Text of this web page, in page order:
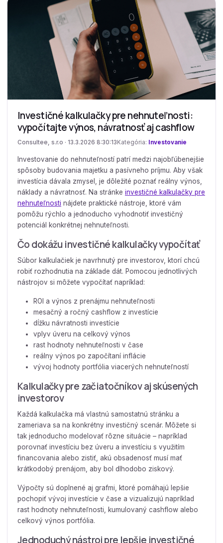
Investičné kalkulačky pre nehnuteľnosti:
vypočítajte výnos, návratnosť aj cashflow
Consultee, s.r.o · 13.3.2026 8:30:13 Kategória: Investovanie
Investovanie do nehnuteľností patrí medzi najobľúbenejšie
spôsoby budovania majetku a pasívneho príjmu. Aby však
investícia dávala zmysel, je dôležité poznať reálny výnos,
náklady a návratnosť. Na stránke investičné kalkulačky pre
nehnuteľnosti nájdete praktické nástroje, ktoré vám
pomôžu rýchlo a jednoducho vyhodnotiť investičný
potenciál konkrétnej nehnuteľnosti.
Čo dokážu investičné kalkulačky vypočítať
Súbor kalkulačiek je navrhnutý pre investorov, ktorí chcú
robiť rozhodnutia na základe dát. Pomocou jednotlivých
nástrojov si môžete vypočítať napríklad:
ROI a výnos z prenájmu nehnuteľnosti
mesačný a ročný cashflow z investície
dĺžku návratnosti investície
vplyv úveru na celkový výnos
rast hodnoty nehnuteľnosti v čase
reálny výnos po započítaní inflácie
vývoj hodnoty portfólia viacerých nehnuteľností
Kalkulačky pre začiatočníkov aj skúsených
investorov
Každá kalkulačka má vlastnú samostatnú stránku a
zameriava sa na konkrétny investičný scenár. Môžete si
tak jednoducho modelovať rôzne situácie – napríklad
porovnať investíciu bez úveru a investíciu s využitím
financovania alebo zistiť, akú obsadenosť musí mať
krátkodobý prenájom, aby bol dlhodobo ziskový.
Výpočty sú doplnené aj grafmi, ktoré pomáhajú lepšie
pochopiť vývoj investície v čase a vizualizujú napríklad
rast hodnoty nehnuteľnosti, kumulovaný cashflow alebo
celkový výnos portfólia.
Jednoduchý nástroj pre lepšie investičné